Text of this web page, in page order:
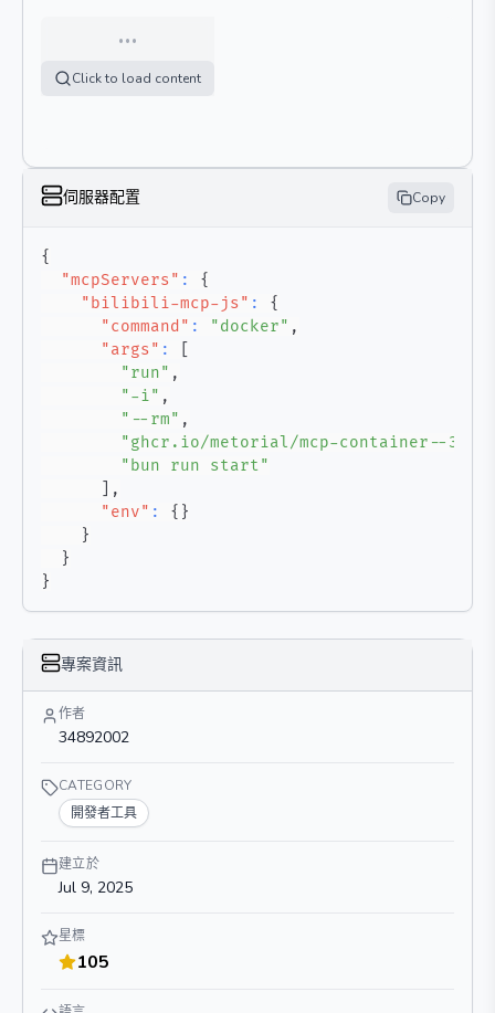
…
Click to load content
伺服器配置 Copy
{
"mcpServers" :
{
"bilibili-mcp-js" :
{
"command" : "docker" ,
"args" :
"run" ,
"-i" ,
"--rm" ,
"ghcr.io/metorial/mcp-container--
"bun run start"
,
"env" : { }
}
}
}
專案資訊
作者
34892002
CATEGORY
開發者工具
建立於
Jul 9, 2025
星標
105